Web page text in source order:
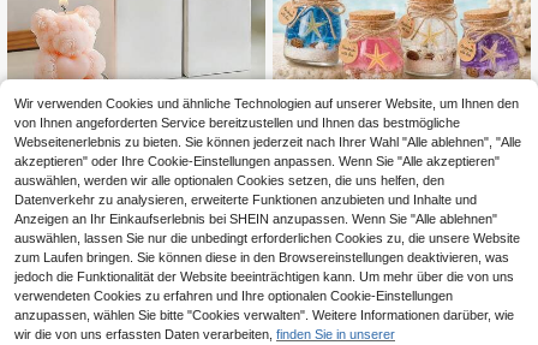
0,02€ sparen
1/2/4 Stück 2026 Neue Rosen-Bär
Duftkerzen, 100% Sojawachs, rauc
hfrei, Raumdekoration, handgemac
hte Geschenke für Frauen, perfekt f
ür Hochzeitsgeschenke, Brautjungf
erngeschenke, Abschlussgeschenk
e, Lehrer-Wertschätzungsgeschenk
e und Geburtstagsgeschenke
4,05€4,07€
7andere Händler
NEW Ocean World Gelee-Wachs Ar
omatherapie-Kerze, kreative Glasb
echer rauchfreie Duftkerze, Heimde
koration, romantisches Feiertags- u
nd Geburtstagsgeschenk Dekoratio
n
7
Wir verwenden Cookies und ähnliche Technologien auf unserer Website, um Ihnen den
von Ihnen angeforderten Service bereitzustellen und Ihnen das bestmögliche
Webseitenerlebnis zu bieten. Sie können jederzeit nach Ihrer Wahl "Alle ablehnen", "Alle
akzeptieren" oder Ihre Cookie-Einstellungen anpassen. Wenn Sie "Alle akzeptieren"
auswählen, werden wir alle optionalen Cookies setzen, die uns helfen, den
Datenverkehr zu analysieren, erweiterte Funktionen anzubieten und Inhalte und
Anzeigen an Ihr Einkaufserlebnis bei SHEIN anzupassen. Wenn Sie "Alle ablehnen"
auswählen, lassen Sie nur die unbedingt erforderlichen Cookies zu, die unsere Website
zum Laufen bringen. Sie können diese in den Browsereinstellungen deaktivieren, was
jedoch die Funktionalität der Website beeinträchtigen kann. Um mehr über die von uns
verwendeten Cookies zu erfahren und Ihre optionalen Cookie-Einstellungen
anzupassen, wählen Sie bitte "Cookies verwalten". Weitere Informationen darüber, wie
wir die von uns erfassten Daten verarbeiten, finden Sie in unserer